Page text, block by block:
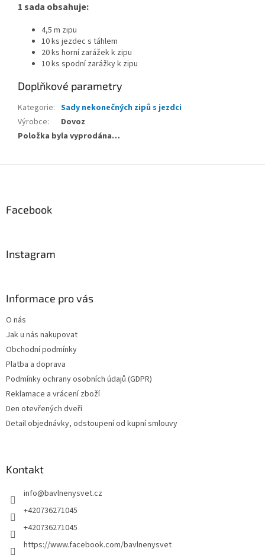
1 sada obsahuje:
4,5 m zipu
10 ks jezdec s táhlem
20 ks horní zarážek k zipu
10 ks spodní zarážky k zipu
Doplňkové parametry
Kategorie: Sady nekonečných zipů s jezdci
Výrobce:
Dovoz
Položka byla vyprodána…
Facebook
Instagram
Informace pro vás
O nás
Jak u nás nakupovat
Obchodní podmínky
Platba a doprava
Podmínky ochrany osobních údajů (GDPR)
Reklamace a vrácení zboží
Den otevřených dveří
Detail objednávky, odstoupení od kupní smlouvy
Kontakt
info@bavlnenysvet.cz
+420736271045
+420736271045
https://www.facebook.com/bavlnenysvet